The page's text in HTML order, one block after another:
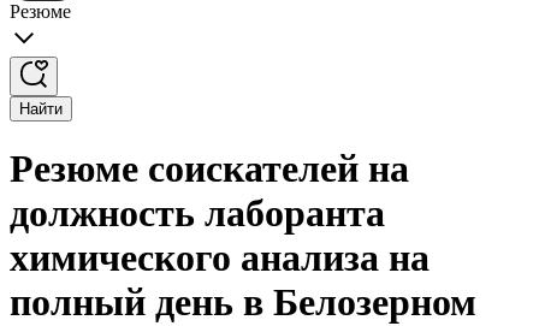
Резюме
Найти
Резюме соискателей на
должность лаборанта
химического анализа на
полный день в Белозерном